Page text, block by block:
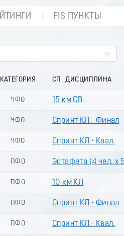
FIS ПУНКТЫ
КАТЕГОРИЯ СП. ДИСЦИПЛИНА
ЧФО 15 км СВ
ЧФО Спринт КЛ - Финал
ЧФО Спринт КЛ - Квал.
ПФО Эстафета (4 чел. х
ПФО 10 км КЛ
ПФО Спринт КЛ - Финал
ПФО Спринт КЛ - Квал.